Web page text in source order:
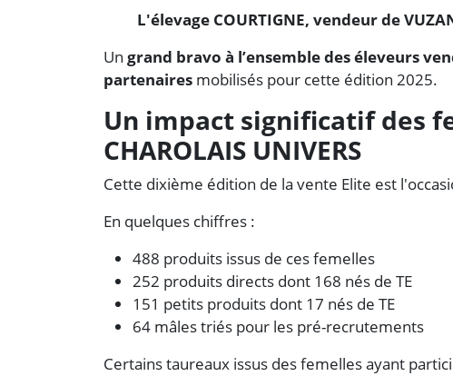
L'élevage COURTIGNE, vendeur de
Un grand bravo à l’ensemble des éleveurs
partenaires mobilisés pour cette édition 2025.
Un impact significatif des
CHAROLAIS UNIVERS
Cette dixième édition de la vente Elite est
En quelques chiffres :
488 produits issus de ces femelles
252 produits directs dont 168 nés de TE
151 petits produits dont 17 nés de TE
64 mâles triés pour les pré-recrutements
Certains taureaux issus des femelles ayant